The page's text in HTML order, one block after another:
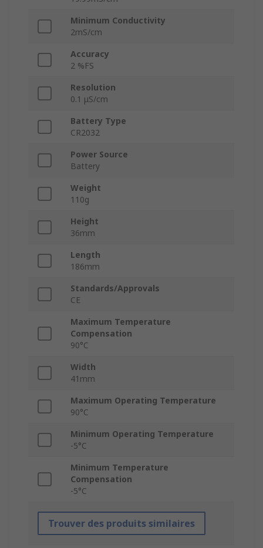
Minimum Conductivity
2mS/cm
Accuracy
2 %FS
Resolution
0.1 μS/cm
Battery Type
CR2032
Power Source
Battery
Weight
110g
Height
36mm
Length
186mm
Standards/Approvals
CE
Maximum Temperature
Compensation
90°C
Width
41mm
Maximum Operating Temperature
90°C
Minimum Operating Temperature
-5°C
Minimum Temperature
Compensation
-5°C
Trouver des produits similaires